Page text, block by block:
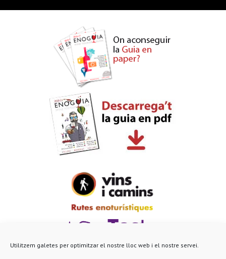
Utilitzem galetes per optimitzar el nostre lloc web i el nostre servei.